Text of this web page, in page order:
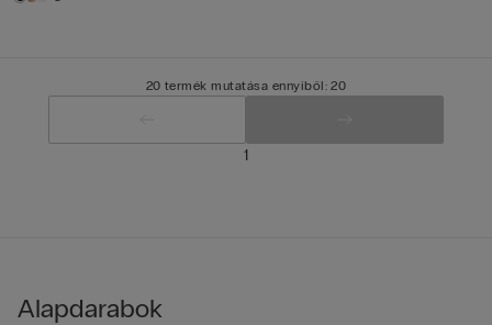
20 termék mutatása ennyiből: 20
1
Alapdarabok